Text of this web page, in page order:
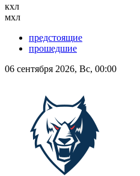
кхл
мхл
предстоящие
прошедшие
06 сентября 2026, Вс, 00:00